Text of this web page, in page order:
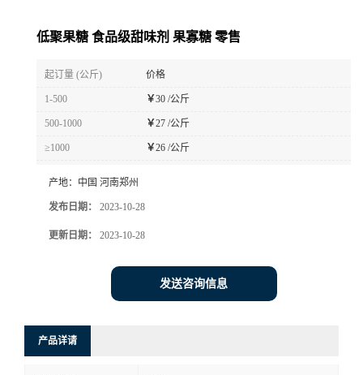
低聚果糖 食品级甜味剂 果寡糖 零售
起订量 (公斤) 价格
1-500 ￥30 /公斤
500-1000 ￥27 /公斤
≥1000 ￥26 /公斤
产地： 中国 河南郑州
发布日期： 2023-10-28
更新日期： 2023-10-28
发送咨询信息
产品详请